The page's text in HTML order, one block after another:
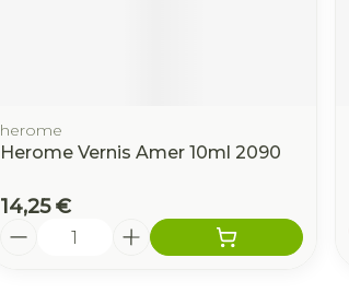
herome
Herome Vernis Amer 10ml 2090
14,25 €
Quantité